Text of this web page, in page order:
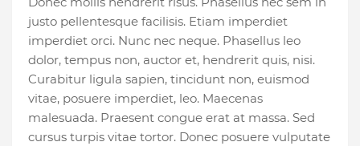
justo pellentesque facilisis. Etiam imperdiet
imperdiet orci. Nunc nec neque. Phasellus leo
dolor, tempus non, auctor et, hendrerit quis, nisi.
Curabitur ligula sapien, tincidunt non, euismod
vitae, posuere imperdiet, leo. Maecenas
malesuada. Praesent congue erat at massa. Sed
cursus turpis vitae tortor. Donec posuere vulputate